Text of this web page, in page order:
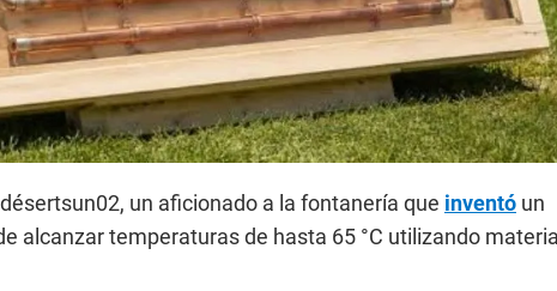
un aficionado a la fontanería que inventó un
alcanzar temperaturas de hasta 65 °C utilizando